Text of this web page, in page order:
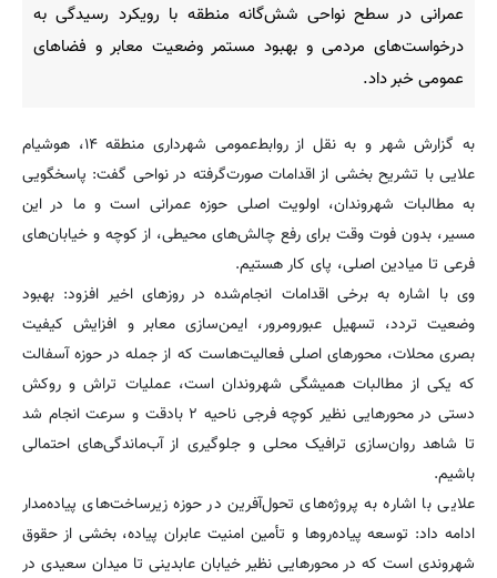
عمرانی در سطح نواحی شش‌گانه منطقه با رویکرد رسیدگی به
درخواست‌های مردمی و بهبود مستمر وضعیت معابر و فضاهای
عمومی خبر داد.
به گزارش شهر و به نقل از روابط‌عمومی شهرداری منطقه ۱۴، هوشیام
علایی با تشریح بخشی از اقدامات صورت‌گرفته در نواحی گفت: پاسخگویی
به مطالبات شهروندان، اولویت اصلی حوزه عمرانی است و ما در این
مسیر، بدون فوت وقت برای رفع چالش‌های محیطی، از کوچه و خیابان‌های
فرعی تا میادین اصلی، پای کار هستیم.
وی با اشاره به برخی اقدامات انجام‌شده در روزهای اخیر افزود: بهبود
وضعیت تردد، تسهیل عبورومرور، ایمن‌سازی معابر و افزایش کیفیت
بصری محلات، محورهای اصلی فعالیت‌هاست که از جمله در حوزه آسفالت
که یکی از مطالبات همیشگی شهروندان است، عملیات تراش و روکش
دستی در محورهایی نظیر کوچه فرجی ناحیه ۲ بادقت و سرعت انجام شد
تا شاهد روان‌سازی ترافیک محلی و جلوگیری از آب‌ماندگی‌های احتمالی
باشیم.
علایی با اشاره به پروژه‌های تحول‌آفرین در حوزه زیرساخت‌های پیاده‌مدار
ادامه داد: توسعه پیاده‌روها و تأمین امنیت عابران پیاده، بخشی از حقوق
شهروندی است که در محورهایی نظیر خیابان عابدینی تا میدان سعیدی در